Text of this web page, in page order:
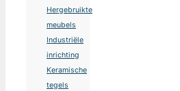
Hergebruikte
meubels
Industriële
inrichting
Keramische
tegels